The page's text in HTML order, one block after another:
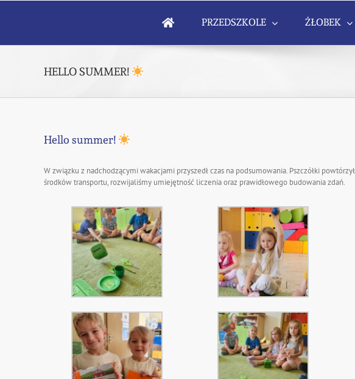
PRZEDSZKOLE ŻŁOBEK
HELLO SUMMER!
Hello summer!
W związku z nadchodzącymi wakacjami przyszedł czas na podsumowania. Pszczółki
środków transportu, rozwijaliśmy umiejętność liczenia oraz prawidłowego budowania zdań.